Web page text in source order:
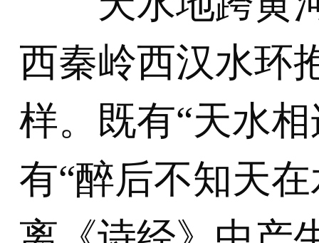
西秦岭西汉水环
样。既有“天水
有“醉后不知天